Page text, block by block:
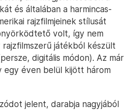
és általában a harmincas-
rajzfilmjeinek stílusát
volt, így nem
játékból készült
digitális módon). Az már
egy éven belül kijött három
jelent, darabja nagyjából